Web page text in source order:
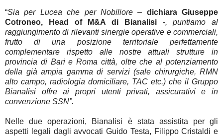
“Sia per Lucea che per Nobiliore – dichiara Giuseppe
Cotroneo, Head of M&A di Bianalisi -, puntiamo al
raggiungimento di rilevanti sinergie operative e commerciali,
frutto di una posizione territoriale perfettamente
complementare rispetto alle nostre attuali strutture in
provincia di Bari e Roma città, oltre che al potenziamento
della già ampia gamma di servizi (sale chirurgiche, RMN
alto campo, radiologia domiciliare, TAC etc.) che il Gruppo
Bianalisi offre ai propri utenti privati, assicurativi e in
convenzione SSN”.
Nelle due operazioni, Bianalisi è stata assistita per gli
aspetti legali dagli avvocati Guido Testa, Filippo Cristaldi e